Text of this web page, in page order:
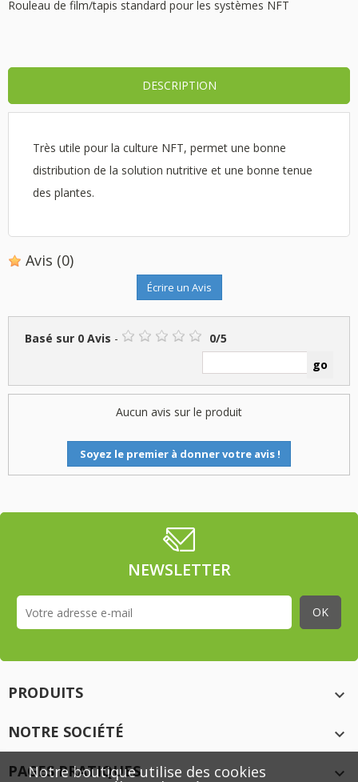
Rouleau de film/tapis standard pour les systèmes NFT
DESCRIPTION
Très utile pour la culture NFT, permet une bonne
distribution de la solution nutritive et une bonne tenue
des plantes.
Avis (0)
Écrire un Avis
Basé sur 0 Avis - 0/5
Aucun avis sur le produit
Soyez le premier à donner votre avis !
NEWSLETTER
PRODUITS

NOTRE SOCIÉTÉ

PAGES PRATIQUES

Notre boutique utilise des cookies